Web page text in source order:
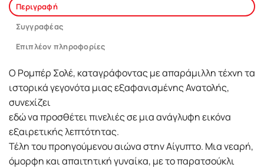
Περιγραφή
Συγγραφέας
Επιπλέον πληροφορίες
Ο Ρομπέρ Σολέ, καταγράφοντας με απαράμιλλη τέχνη τα
ιστορικά γεγονότα μιας εξαφανισμένης Ανατολής,
συνεχίζει
εδώ να προσθέτει πινελιές σε μια ανάγλυφη εικόνα
εξαιρετικής λεπτότητας.
Τέλη του προηγούμενου αιώνα στην Αίγυπτο. Μια νεαρή,
όμορφη και απαιτητική γυναίκα, με το παρατσούκλι